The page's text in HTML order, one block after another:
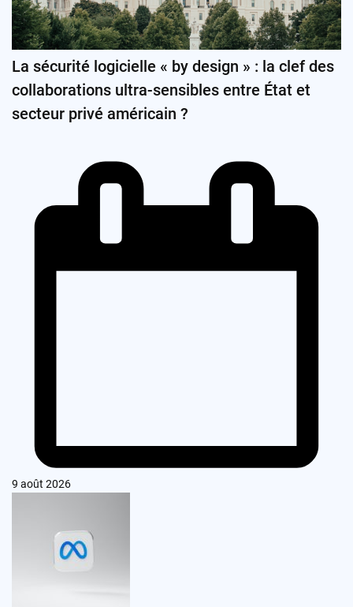
La sécurité logicielle « by design » : la clef des
collaborations ultra-sensibles entre État et
secteur privé américain ?
9 août 2026